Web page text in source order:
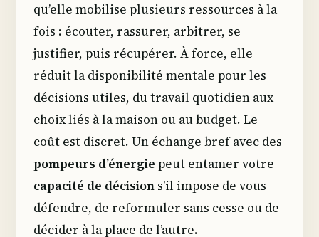
qu’elle mobilise plusieurs ressources à la
fois : écouter, rassurer, arbitrer, se
justifier, puis récupérer. À force, elle
réduit la disponibilité mentale pour les
décisions utiles, du travail quotidien aux
choix liés à la maison ou au budget. Le
coût est discret. Un échange bref avec des
pompeurs d’énergie peut entamer votre
capacité de décision s’il impose de vous
défendre, de reformuler sans cesse ou de
décider à la place de l’autre.